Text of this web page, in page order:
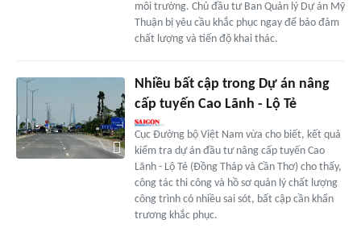
môi trường. Chủ đầu tư Ban Quản lý Dự án Mỹ
Thuận bị yêu cầu khắc phục ngay để bảo đảm
chất lượng và tiến độ khai thác.
Nhiều bất cập trong Dự án nâng
cấp tuyến Cao Lãnh - Lộ Tẻ
Cục Đường bộ Việt Nam vừa cho biết, kết quả
kiểm tra dự án đầu tư nâng cấp tuyến Cao
Lãnh - Lộ Tẻ (Đồng Tháp và Cần Thơ) cho thấy,
công tác thi công và hồ sơ quản lý chất lượng
công trình có nhiều sai sót, bất cập cần khẩn
trương khắc phục.